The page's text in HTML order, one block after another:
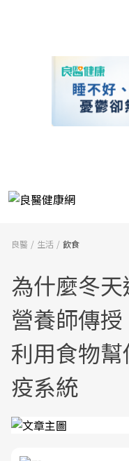
良醫 生活 飲食
為什麼冬
營養師傳授
利用食物
疫系統